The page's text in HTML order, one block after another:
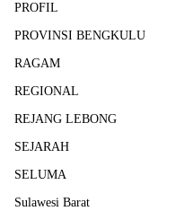
PROFIL
PROVINSI BENGKULU
RAGAM
REGIONAL
REJANG LEBONG
SEJARAH
SELUMA
Sulawesi Barat